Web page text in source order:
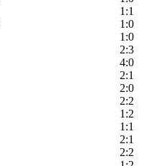
1:1
1:0
1:0
2:3
4:0
2:1
2:0
2:2
1:2
1:1
2:1
2:2